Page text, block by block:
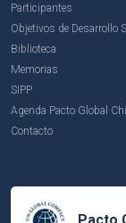
Participantes
Objetivos de Desarrollo
Biblioteca
Memorias
SIPP
Agenda Pacto Global
Contacto
Pacto